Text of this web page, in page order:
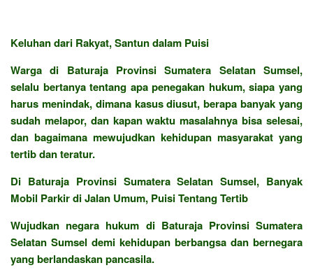
Keluhan dari Rakyat, Santun dalam Puisi
Warga di Baturaja Provinsi Sumatera Selatan Sumsel,
selalu bertanya tentang apa penegakan hukum, siapa yang
harus menindak, dimana kasus diusut, berapa banyak yang
sudah melapor, dan kapan waktu masalahnya bisa selesai,
dan bagaimana mewujudkan kehidupan masyarakat yang
tertib dan teratur.
Di Baturaja Provinsi Sumatera Selatan Sumsel, Banyak
Mobil Parkir di Jalan Umum, Puisi Tentang Tertib
Wujudkan negara hukum di Baturaja Provinsi Sumatera
Selatan Sumsel demi kehidupan berbangsa dan bernegara
yang berlandaskan pancasila.